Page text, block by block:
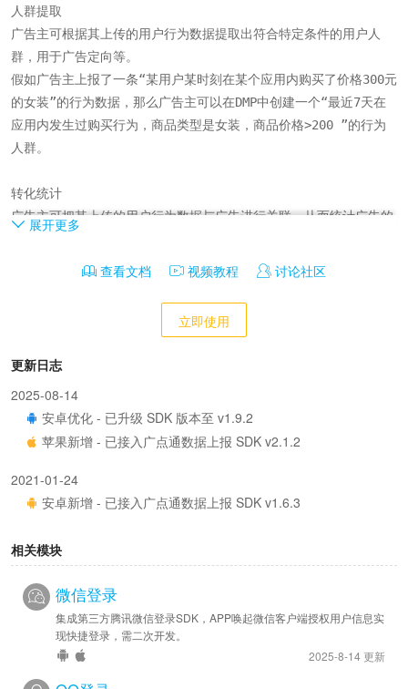
人群提取
广告主可根据其上传的用户行为数据提取出符合特定条件的用户人
群，用于广告定向等。
假如广告主上报了一条“某用户某时刻在某个应用内购买了价格300元
的女装”的行为数据，那么广告主可以在DMP中创建一个“最近7天在
应用内发生过购买行为，商品类型是女装，商品价格>200 ”的行为
人群。
转化统计
广告主可把其上传的用户行为数据与广告进行关联，从而统计广告的
在DMP上传用户行为数据后，广告主可以在投放端创建转化规则，在
程序化创意帮助广告主通过简单的设置，实现自动化个性化的创意投
放及优化，同时享受更低的创意成本和持续的创意优化效果。广告主
接入用户数据后，DMP可以按照用户行为提取人群，用于程序化创
意，让不同人群看到不同的广告创意。
oCPA
oCPA智能出价模式，让广告主在成本可控的前提下，更具效率和效果
广告主在DMP上导入转化数据后，可以选择期望优化的用户行为，如
移动应用激活或下载，并提供对该用户行为期望的平均转化成本，然
后系统即可通过预估每一次展示的转化价值，自动出价，按照点击扣
费。最终帮助广告主实现转化成本控制及出价自动化，提升投放效
展开更多
查看文档 视频教程 讨论社区
立即使用
更新日志
2025-08-14
安卓优化 - 已升级 SDK 版本至 v1.9.2
苹果新增 - 已接入广点通数据上报 SDK v2.1.2
2021-01-24
安卓新增 - 已接入广点通数据上报 SDK v1.6.3
相关模块
微信登录
集成第三方腾讯微信登录SDK，APP唤起微信客户端授权用户信息实
现快捷登录，需二次开发。
2025-8-14 更新